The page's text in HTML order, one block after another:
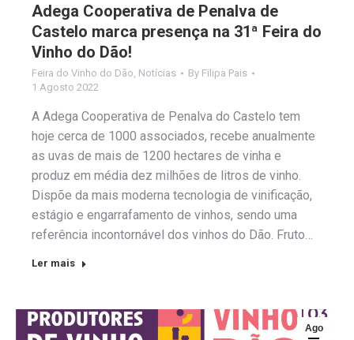
Adega Cooperativa de Penalva de
Castelo marca presença na 31ª Feira do
Vinho do Dão!
Feira do Vinho do Dão Notícias By Filipa Pais
1 Agosto 2022
A Adega Cooperativa de Penalva do Castelo tem
hoje cerca de 1000 associados, recebe anualmente
as uvas de mais de 1200 hectares de vinha e
produz em média dez milhões de litros de vinho.
Dispõe da mais moderna tecnologia de vinificação,
estágio e engarrafamento de vinhos, sendo uma
referência incontornável dos vinhos do Dão. Fruto…
Ler mais
Ago